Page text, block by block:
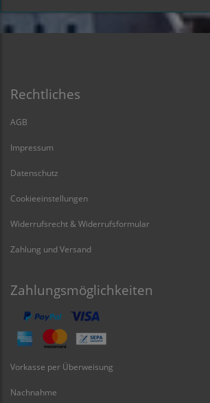
Rechtliches
AGB
Impressum
Datenschutz
Cookieeinstellungen
Widerrufsrecht & Widerrufsformular
Zahlung und Versand
Zahlungsmöglichkeiten
Vorkasse per Überweisung
Nachnahme